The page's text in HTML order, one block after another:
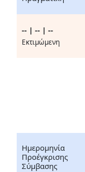
-- | -- | --
Eκτιμώμενη
Ημερομηνία
Προέγκρισης
Σύμβασης